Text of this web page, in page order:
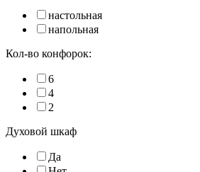
настольная
напольная
Кол-во конфорок:
6
4
2
Духовой шкаф
Да